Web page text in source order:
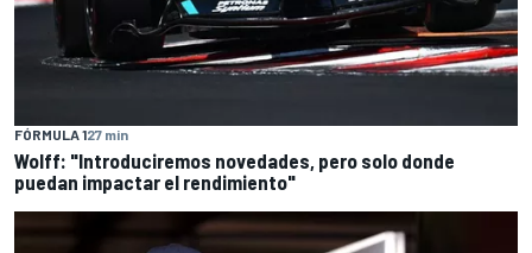
FÓRMULA 127 min
Wolff: "Introduciremos novedades, pero solo donde
puedan impactar el rendimiento"